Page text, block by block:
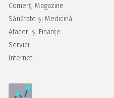
Comerţ, Magazine
Sănătate şi Medicină
Afaceri şi Finanţe
Servicii
Internet